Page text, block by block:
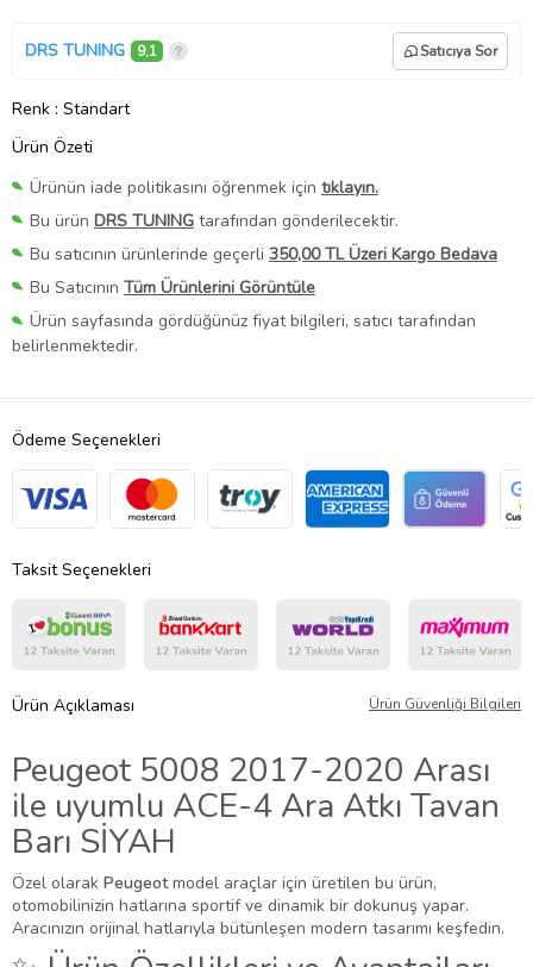
DRS TUNING 9,1 Satıcıya Sor
Renk : Standart
Ürün Özeti
Ürünün iade politikasını öğrenmek için tıklayın.
Bu ürün DRS TUNING tarafından gönderilecektir.
Bu satıcının ürünlerinde geçerli 350,00 TL Üzeri Kargo Bedava
Bu Satıcının Tüm Ürünlerini Görüntüle
Ürün sayfasında gördüğünüz fiyat bilgileri, satıcı tarafından
belirlenmektedir.
Ödeme Seçenekleri
Taksit Seçenekleri
Ürün Açıklaması Ürün Güvenliği Bilgileri
Peugeot 5008 2017-2020 Arası
ile uyumlu ACE-4 Ara Atkı Tavan
Barı SİYAH
Özel olarak Peugeotmodel araçlar için üretilen bu ürün,
otomobilinizin hatlarına sportif ve dinamik bir dokunuş yapar.
Aracınızın orijinal hatlarıyla bütünleşen modern tasarımı keşfedin.